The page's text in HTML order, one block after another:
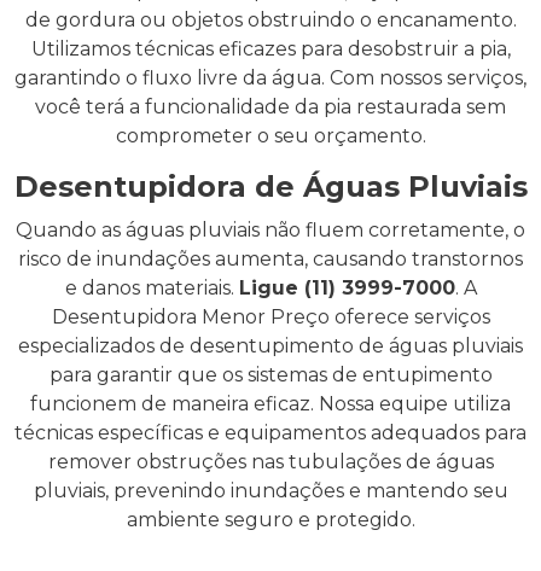
de gordura ou objetos obstruindo o encanamento.
Utilizamos técnicas eficazes para desobstruir a pia,
garantindo o fluxo livre da água. Com nossos serviços,
você terá a funcionalidade da pia restaurada sem
comprometer o seu orçamento.
Desentupidora de Águas Pluviais
Quando as águas pluviais não fluem corretamente, o
risco de inundações aumenta, causando transtornos
e danos materiais. Ligue (11) 3999-7000. A
Desentupidora Menor Preço oferece serviços
especializados de desentupimento de águas pluviais
para garantir que os sistemas de entupimento
funcionem de maneira eficaz. Nossa equipe utiliza
técnicas específicas e equipamentos adequados para
remover obstruções nas tubulações de águas
pluviais, prevenindo inundações e mantendo seu
ambiente seguro e protegido.